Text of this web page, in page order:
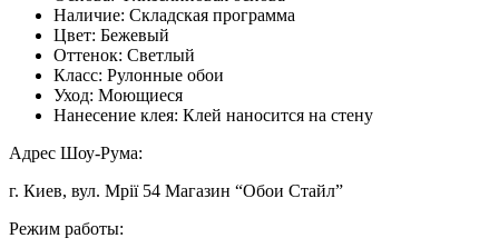
Наличие: Складская программа
Цвет: Бежевый
Оттенок: Светлый
Класс: Рулонные обои
Уход: Моющиеся
Нанесение клея: Клей наносится на стену
Адрес Шоу-Рума:
г. Киев, вул. Мрії 54 Магазин “Обои Стайл”
Режим работы: